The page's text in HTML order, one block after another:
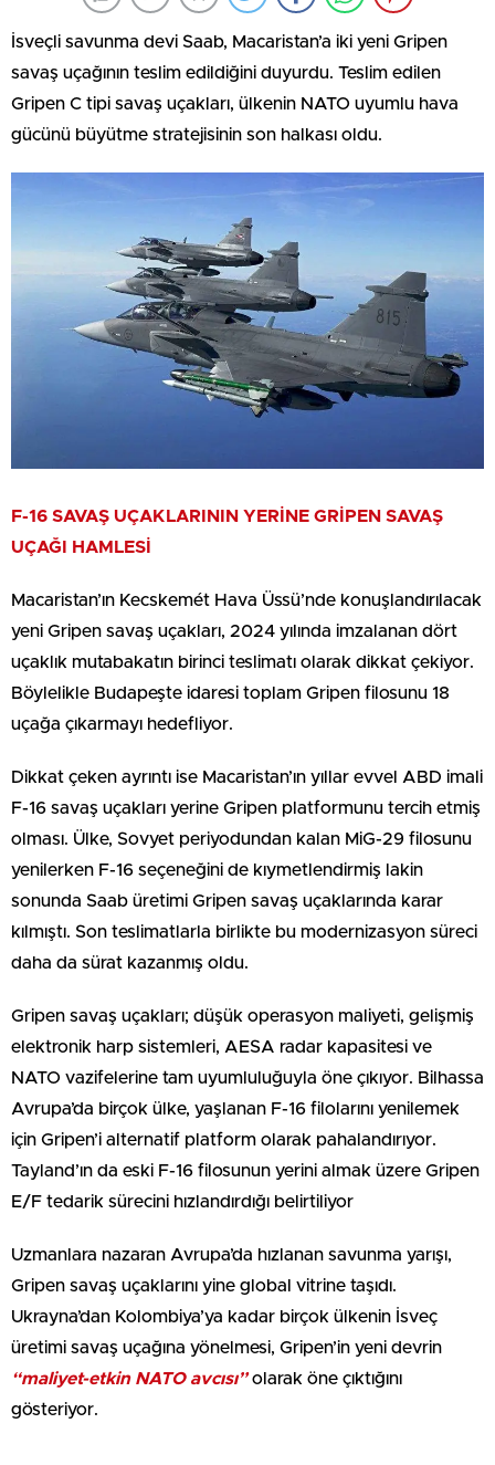
İsveçli savunma devi Saab, Macaristan’a iki yeni Gripen
savaş uçağının teslim edildiğini duyurdu. Teslim edilen
Gripen C tipi savaş uçakları, ülkenin NATO uyumlu hava
gücünü büyütme stratejisinin son halkası oldu.
F-16 SAVAŞ UÇAKLARININ YERİNE GRİPEN SAVAŞ
UÇAĞI HAMLESİ
Macaristan’ın Kecskemét Hava Üssü’nde konuşlandırılacak
yeni Gripen savaş uçakları, 2024 yılında imzalanan dört
uçaklık mutabakatın birinci teslimatı olarak dikkat çekiyor.
Böylelikle Budapeşte idaresi toplam Gripen filosunu 18
uçağa çıkarmayı hedefliyor.
Dikkat çeken ayrıntı ise Macaristan’ın yıllar evvel ABD imali
F-16 savaş uçakları yerine Gripen platformunu tercih etmiş
olması. Ülke, Sovyet periyodundan kalan MiG-29 filosunu
yenilerken F-16 seçeneğini de kıymetlendirmiş lakin
sonunda Saab üretimi Gripen savaş uçaklarında karar
kılmıştı. Son teslimatlarla birlikte bu modernizasyon süreci
daha da sürat kazanmış oldu.
Gripen savaş uçakları; düşük operasyon maliyeti, gelişmiş
elektronik harp sistemleri, AESA radar kapasitesi ve
NATO vazifelerine tam uyumluluğuyla öne çıkıyor. Bilhassa
Avrupa’da birçok ülke, yaşlanan F-16 filolarını yenilemek
için Gripen’i alternatif platform olarak pahalandırıyor.
Tayland’ın da eski F-16 filosunun yerini almak üzere Gripen
E/F tedarik sürecini hızlandırdığı belirtiliyor
Uzmanlara nazaran Avrupa’da hızlanan savunma yarışı,
Gripen savaş uçaklarını yine global vitrine taşıdı.
Ukrayna’dan Kolombiya’ya kadar birçok ülkenin İsveç
üretimi savaş uçağına yönelmesi, Gripen’in yeni devrin
“maliyet-etkin NATO avcısı”olarak öne çıktığını
gösteriyor.